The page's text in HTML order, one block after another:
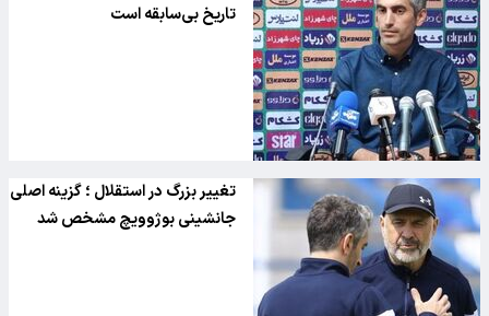
تاریخ بی‌سابقه است
تغییر بزرگ در استقلال ؛‌ گزینه اصلی
جانشینی بوژوویچ مشخص شد